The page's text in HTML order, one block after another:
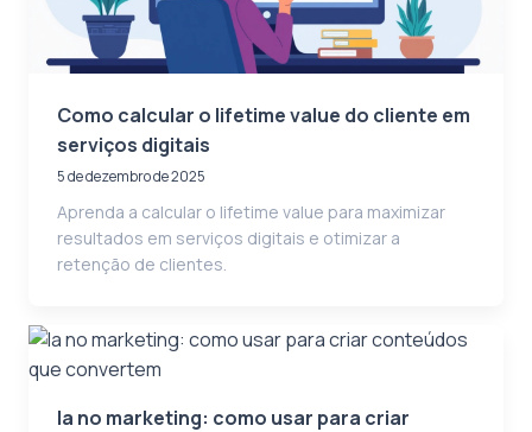
Como calcular o lifetime value do cliente em
serviços digitais
5 de dezembro de 2025
Aprenda a calcular o lifetime value para maximizar
resultados em serviços digitais e otimizar a
retenção de clientes.
Ia no marketing: como usar para criar